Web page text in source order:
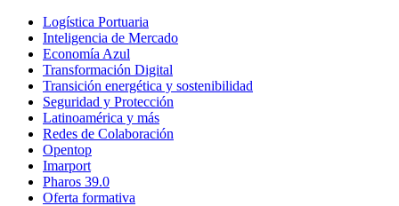
Logística Portuaria
Inteligencia de Mercado
Economía Azul
Transformación Digital
Transición energética y sostenibilidad
Seguridad y Protección
Latinoamérica y más
Redes de Colaboración
Opentop
Imarport
Pharos 39.0
Oferta formativa